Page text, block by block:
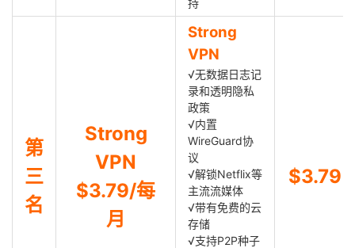
持
第
三
名
Strong
VPN
$3.79/每
月
Strong
VPN
√无数据日志记
录和透明隐私
政策
√内置
WireGuard协
议
√解锁Netflix等
主流流媒体
√带有免费的云
存储
√支持P2P种子
$3.79